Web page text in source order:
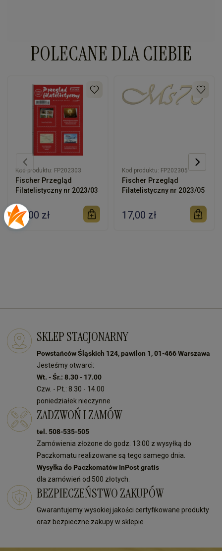
POLECANE DLA CIEBIE
Kod produktu: FP202303
Fischer Przegląd
Filatelistyczny nr 2023/03
17,00 zł
Kod produktu: FP202305
Fischer Przegląd
Filatelistyczny nr 2023/05
17,00 zł
SKLEP STACJONARNY
Powstańców Śląskich 124, pawilon 1, 01-466 Warszawa
Jesteśmy otwarci:
Wt. - Śr.: 8.30 - 17.00
Czw. - Pt.: 8.30 - 14.00
poniedziałek nieczynne
ZADZWOŃ I ZAMÓW
tel. 508-535-505
Zamówienia złożone do godz. 13:00 z wysyłką do
Paczkomatu realizowane są tego samego dnia.
Wysyłka do Paczkomatów InPost gratis
dla zamówień od 500 złotych.
BEZPIECZEŃSTWO ZAKUPÓW
Gwarantujemy wysokiej jakości certyfikowane produkty
oraz bezpieczne zakupy w sklepie